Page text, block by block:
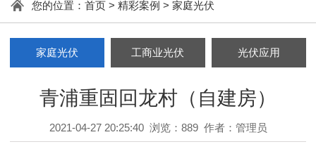
您的位置： 首页> 精彩案例 > 家庭光伏
家庭光伏 工商业光伏 光伏应用
青浦重固回龙村（自建房）
2021-04-27 20:25:40 浏览：889 作者：管理员